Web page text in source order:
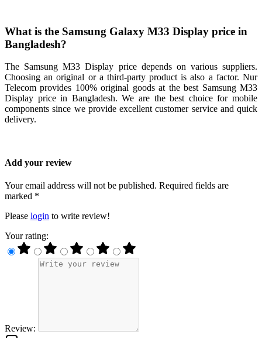
What is the Samsung Galaxy M33 Display price in
Bangladesh?
The Samsung M33 Display price depends on various suppliers.
Choosing an original or a third-party product is also a factor. Nur
Telecom provides 100% original goods at the best Samsung M33
Display price in Bangladesh. We are the best choice for mobile
components since we provide excellent customer service and quick
delivery.
Add your review
Your email address will not be published. Required fields are
marked *
Please login to write review!
Your rating:
Review: